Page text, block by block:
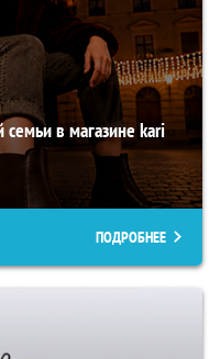
в магазине kari
ПОДРОБНЕЕ